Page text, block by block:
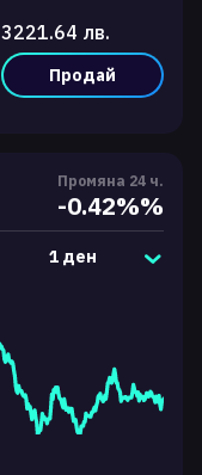
3221.64 лв.
Продай
Промяна 24 ч.
-0.42%%
1 ден